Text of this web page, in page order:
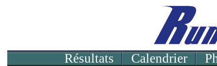
Résultats Calendrier